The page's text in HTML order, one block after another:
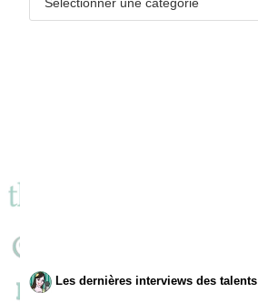
Les dernières interviews des talents